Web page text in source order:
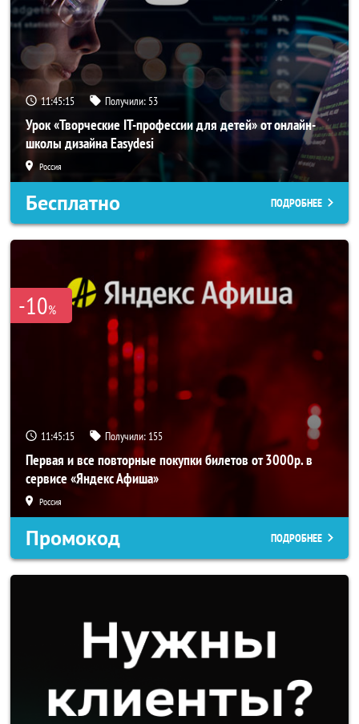
11:45:15 Получили: 53
Урок «Творческие IT-профессии для детей» от онлайн-
школы дизайна Easydesi
Россия
Бесплатно ПОДРОБНЕЕ
-10%
11:45:15 Получили: 155
Первая и все повторные покупки билетов от 3000р. в
сервисе «Яндекс Афиша»
Россия
Промокод ПОДРОБНЕЕ